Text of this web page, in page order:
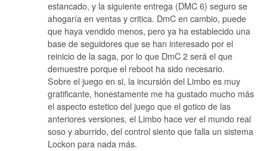
estancado, y la siguiente entrega (DMC 6) seguro se
ahogaría en ventas y critica. DmC en cambio, puede
que haya vendido menos, pero ya ha establecido una
base de seguidores que se han interesado por el
reinicio de la saga, por lo que DmC 2 será el que
demuestre porque el reboot ha sido necesario.
Sobre el juego en si, la incursión del Limbo es muy
gratificante, honestamente me ha gustado mucho más
el aspecto estetico del juego que el gotico de las
anteriores versiones, el Limbo hace ver el mundo real
soso y aburrido, del control siento que falla un sistema
Lockon para nada más.